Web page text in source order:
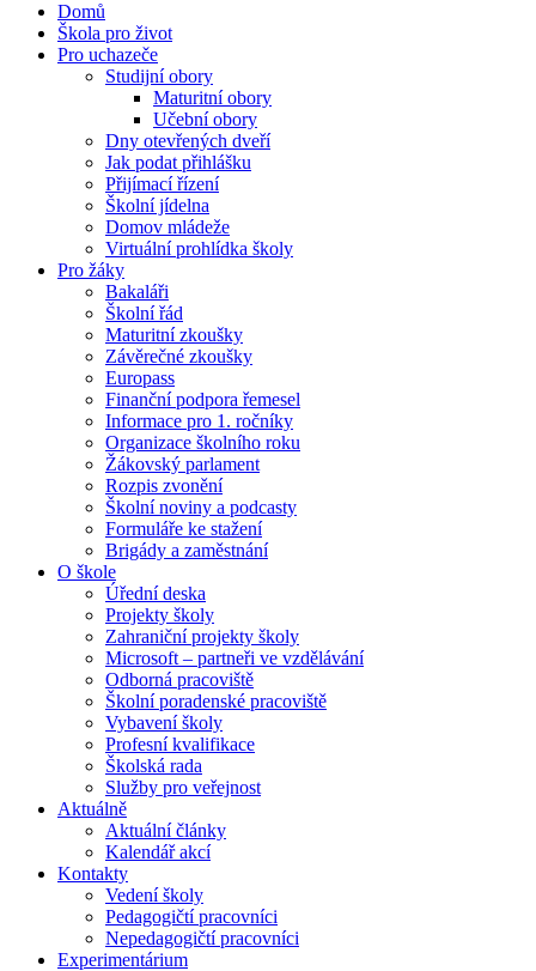
Domů
Škola pro život
Pro uchazeče
Studijní obory
Maturitní obory
Učební obory
Dny otevřených dveří
Jak podat přihlášku
Přijímací řízení
Školní jídelna
Domov mládeže
Virtuální prohlídka školy
Pro žáky
Bakaláři
Školní řád
Maturitní zkoušky
Závěrečné zkoušky
Europass
Finanční podpora řemesel
Informace pro 1. ročníky
Organizace školního roku
Žákovský parlament
Rozpis zvonění
Školní noviny a podcasty
Formuláře ke stažení
Brigády a zaměstnání
O škole
Úřední deska
Projekty školy
Zahraniční projekty školy
Microsoft – partneři ve vzdělávání
Odborná pracoviště
Školní poradenské pracoviště
Vybavení školy
Profesní kvalifikace
Školská rada
Služby pro veřejnost
Aktuálně
Aktuální články
Kalendář akcí
Kontakty
Vedení školy
Pedagogičtí pracovníci
Nepedagogičtí pracovníci
Experimentárium